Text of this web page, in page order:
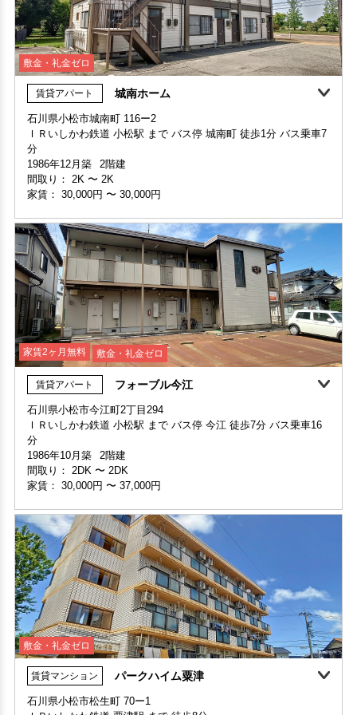
家賃1ヶ月無料
部屋号数 103号室
家賃 27,000円・共益費 家賃に込み
階数 1階
間取り 1DK・専有面積 37.1㎡
敷金 - ・礼金 -
保証人不要・代行
家賃1ヶ月無料 敷金・礼金ゼロ
部屋号数 202号室
家賃 27,000円・共益費 家賃に込み
階数 2階
間取り 1DK・専有面積 37.1㎡
保証人不要・代行
敷金・礼金ゼロ
賃貸アパート 城南ホーム
石川県小松市城南町 116ー2
ＩＲいしかわ鉄道 小松駅 まで バス停 城南町 徒歩1分 バス乗車7
分
1986年12月築
2階建
間取り： 2K 〜 2K
家賃： 30,000円 〜 30,000円
敷金・礼金ゼロ
部屋号数 102号室
家賃 30,000円・共益費 2,000円
階数 1階
間取り 2K・専有面積 33㎡
敷金 - ・礼金 -
保証人不要・代行
家賃2ヶ月無料 敷金・礼金ゼロ
賃貸アパート フォーブル今江
石川県小松市今江町2丁目294
ＩＲいしかわ鉄道 小松駅 まで バス停 今江 徒歩7分 バス乗車16
分
1986年10月築
2階建
間取り： 2DK 〜 2DK
家賃： 30,000円 〜 37,000円
家賃2ヶ月無料
敷金・礼金ゼロ
賃貸マンション パークハイム粟津
石川県小松市松生町 70ー1